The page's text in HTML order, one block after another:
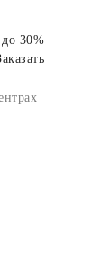
30%